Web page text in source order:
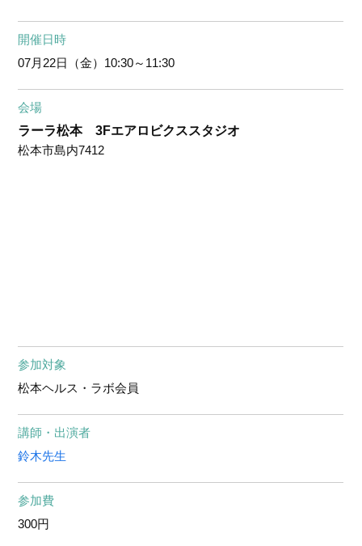
開催日時
07月22日（金） 10:30～11:30
会場
ラーラ松本 3Fエアロビクススタジオ
松本市島内7412
参加対象
松本ヘルス・ラボ会員
講師・出演者
鈴木先生
参加費
300円